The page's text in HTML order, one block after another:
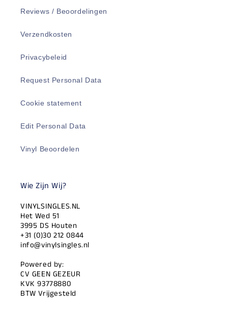
Reviews / Beoordelingen
Verzendkosten
Privacybeleid
Request Personal Data
Cookie statement
Edit Personal Data
Vinyl Beoordelen
Wie Zijn Wij?
VINYLSINGLES.NL
Het Wed 51
3995 DS Houten
+31 (0)30 212 0844
info@vinylsingles.nl
Powered by:
CV GEEN GEZEUR
KVK 93778880
BTW Vrijgesteld